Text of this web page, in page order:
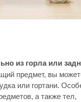
из горла или
предмет, вы
или гортани.
а также тел,